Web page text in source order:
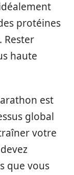
protéines
Rester
haute
est
global
votre
que vous